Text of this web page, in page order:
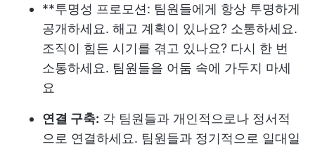
**투명성 프로모션: 팀원들에게 항상 투명하게
공개하세요. 해고 계획이 있나요? 소통하세요.
조직이 힘든 시기를 겪고 있나요? 다시 한 번
소통하세요. 팀원들을 어둠 속에 가두지 마세
요
연결 구축: 각 팀원들과 개인적으로나 정서적
으로 연결하세요. 팀원들과 정기적으로 일대일